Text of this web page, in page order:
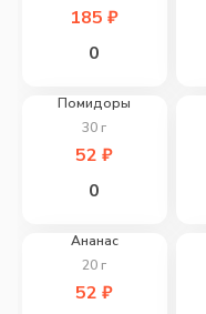
185₽
0
Помидоры
30 г
52₽
0
Ананас
20 г
52₽